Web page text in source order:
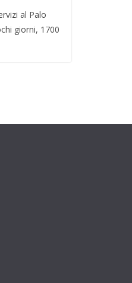
al Palo
giorni, 1700